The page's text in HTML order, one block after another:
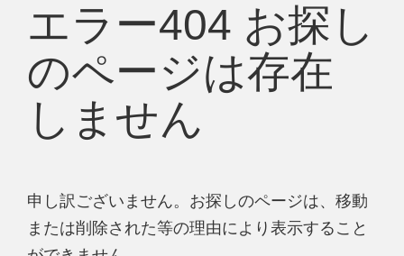
エラー404 お探し
のページは存在
しません
申し訳ございません。お探しのページは、移動
または削除された等の理由により表示すること